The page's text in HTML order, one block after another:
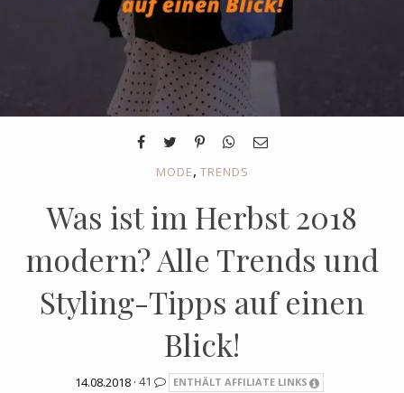
MODE, TRENDS
Was ist im Herbst 2018
modern? Alle Trends und
Styling-Tipps auf einen
Blick!
14.08.2018 · 41
ENTHÄLT AFFILIATE LINKS